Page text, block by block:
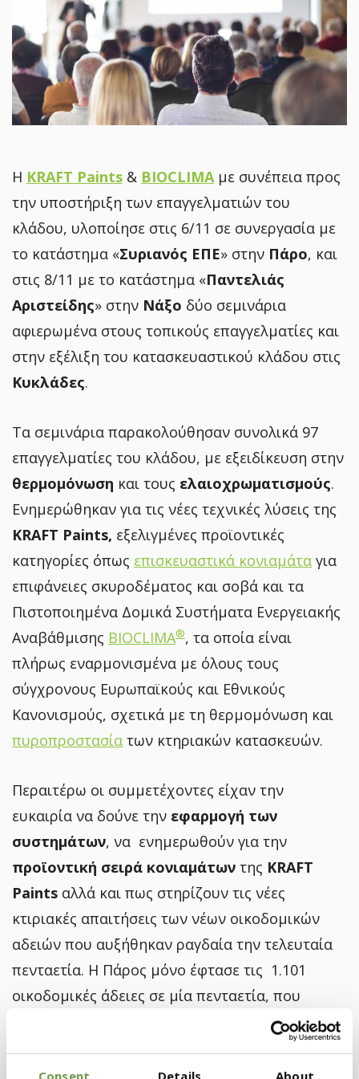
Consent Details About
Η KRAFT Paints & BIOCLIMAμε συνέπεια προς
την υποστήριξη των επαγγελματιών του
κλάδου, υλοποίησε στις 6/11 σε συνεργασία με
το κατάστημα «Συριανός ΕΠΕ» στην Πάρο, και
στις 8/11 με το κατάστημα «Παντελιάς
Αριστείδης» στην Νάξο δύο σεμινάρια
αφιερωμένα στους τοπικούς επαγγελματίες και
στην εξέλιξη του κατασκευαστικού κλάδου στις
Κυκλάδες.
Τα σεμινάρια παρακολούθησαν συνολικά 97
επαγγελματίες του κλάδου, με εξειδίκευση στην
θερμομόνωση και τους ελαιοχρωματισμούς.
Ενημερώθηκαν για τις νέες τεχνικές λύσεις της
KRAFT Paints, εξελιγμένες προϊοντικές
κατηγορίες όπως επισκευαστικά κονιαμάτα για
επιφάνειες σκυροδέματος και σοβά και τα
Πιστοποιημένα Δομικά Συστήματα Ενεργειακής
Αναβάθμισης BIOCLIMA®, τα οποία είναι
πλήρως εναρμονισμένα με όλους τους
σύγχρονους Ευρωπαϊκούς και Εθνικούς
Κανονισμούς, σχετικά με τη θερμομόνωση και
πυροπροστασία των κτηριακών κατασκευών.
Περαιτέρω οι συμμετέχοντες είχαν την
ευκαιρία να δούνε την εφαρμογή των
συστημάτων, να ενημερωθούν για την
προϊοντική σειρά κονιαμάτων της KRAFT
Paints αλλά και πως στηρίζουν τις νέες
κτιριακές απαιτήσεις των νέων οικοδομικών
αδειών που αυξήθηκαν ραγδαία την τελευταία
πενταετία. Η Πάρος μόνο έφτασε τις 1.101
οικοδομικές άδειες σε μία πενταετία, που
αντιστοιχούν σε 281.094 τ.μ. με βάση τα
Εθνικής Στατιστικής Υπηρεσίας,
συνεπώς οι λύσεις και τα προϊόντα που